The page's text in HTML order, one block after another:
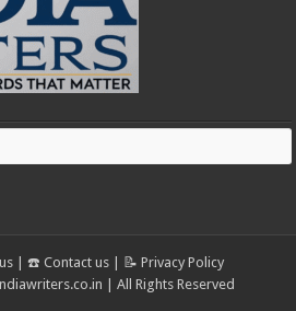
| ☎️ Contact us|
📝 Privacy Policy
| All Rights Reserved